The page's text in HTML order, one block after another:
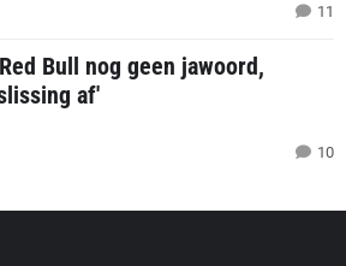
11
Bull nog geen jawoord,
af'
10